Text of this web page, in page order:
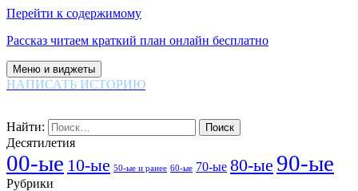
Перейти к содержимому
Рассказ читаем краткий план онлайн бесплатно
Меню и виджеты
НАПИСАТЬ ИСТОРИЮ
Найти:
Десятилетия
00-ые 10-ые 50-ые и ранее 60-ые 70-ые 80-ые 90-ые
Рубрики